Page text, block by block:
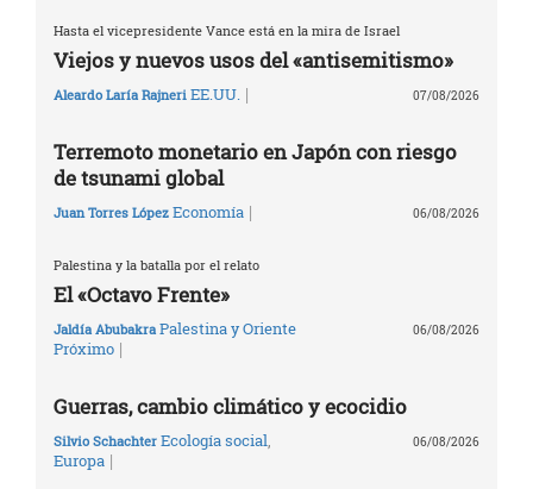
Hasta el vicepresidente Vance está en la mira de Israel
Viejos y nuevos usos del «antisemitismo»
Aleardo Laría Rajneri EE.UU. | 07/08/2026
Terremoto monetario en Japón con riesgo
de tsunami global
Juan Torres López Economía | 06/08/2026
Palestina y la batalla por el relato
El «Octavo Frente»
Jaldía Abubakra Palestina y Oriente
Próximo |
06/08/2026
Guerras, cambio climático y ecocidio
Silvio Schachter Ecología social,
Europa |
06/08/2026